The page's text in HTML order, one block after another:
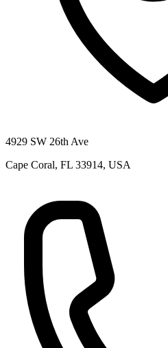
4929 SW 26th Ave
Cape Coral, FL 33914, USA